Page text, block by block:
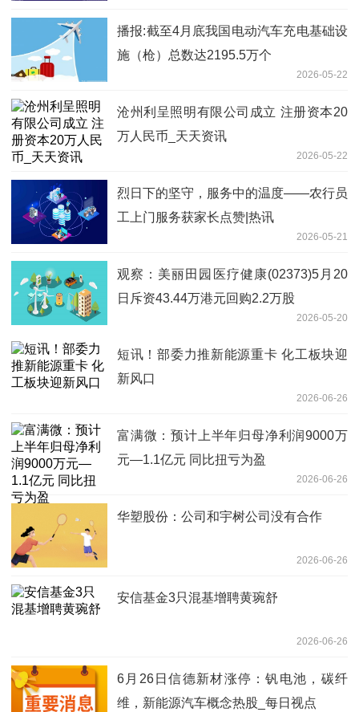
播报:截至4月底我国电动汽车充电基础设
施（枪）总数达2195.5万个
2026-05-22
沧州利呈照明有限公司成立 注册资本20
万人民币_天天资讯
2026-05-22
烈日下的坚守，服务中的温度——农行员
工上门服务获家长点赞|热讯
2026-05-21
观察：美丽田园医疗健康(02373)5月20
日斥资43.44万港元回购2.2万股
2026-05-20
短讯！部委力推新能源重卡 化工板块迎
新风口
2026-06-26
富满微：预计上半年归母净利润9000万
元—1.1亿元 同比扭亏为盈
2026-06-26
华塑股份：公司和宇树公司没有合作
2026-06-26
安信基金3只混基增聘黄琬舒
2026-06-26
6月26日信德新材涨停：钒电池，碳纤
维，新能源汽车概念热股_每日视点